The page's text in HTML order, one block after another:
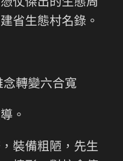
仗傑出的生態周
省生態村名錄。
轉變六合寬
。
裝備粗陋，先生